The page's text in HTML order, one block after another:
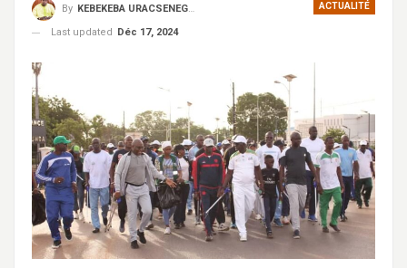
ACTUALITÉ
By KEBEKEBA URACSENEGAL / RADIO GADECBEETAWE FM
Last updated
Déc 17, 2024